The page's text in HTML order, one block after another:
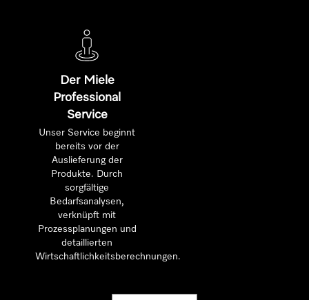
Der Miele
Professional
Service
Unser Service beginnt
bereits vor der
Auslieferung der
Produkte. Durch
sorgfältige
Bedarfsanalysen,
verknüpft mit
Prozessplanungen und
detaillierten
Wirtschaftlichkeitsberechnungen.